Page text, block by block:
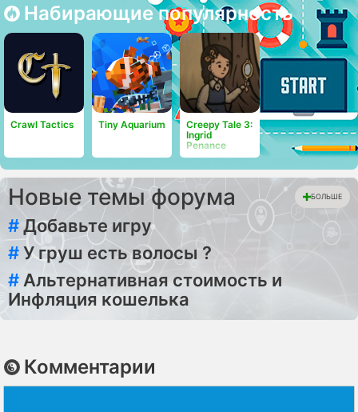
Набирающие популярность
Crawl Tactics Tiny Aquarium
Creepy Tale 3:
Ingrid
Penance
Новые темы форума БОЛЬШЕ
#Добавьте игру
#У груш есть волосы ?
# Альтернативная стоимость и
Инфляция кошелька
Комментарии